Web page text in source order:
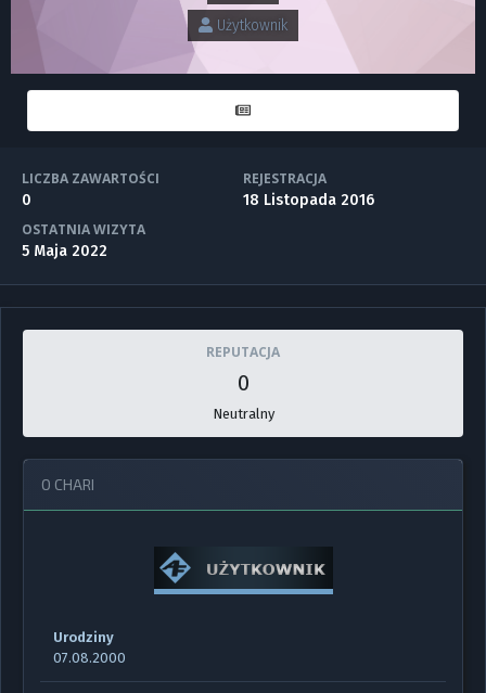
Użytkownik
LICZBA ZAWARTOŚCI
0
REJESTRACJA
18 Listopada 2016
OSTATNIA WIZYTA
5 Maja 2022
REPUTACJA
0
Neutralny
O CHARI
Urodziny
07.08.2000